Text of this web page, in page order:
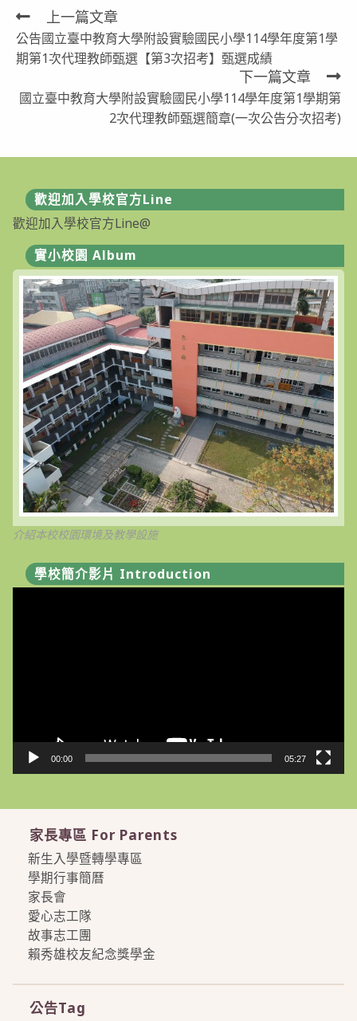
Read
more
上一篇文章
公告國立臺中教育大學附設實驗國民小學114學年度第1學
期第1次代理教師甄選【第3次招考】甄選成績
下一篇文章
國立臺中教育大學附設實驗國民小學114學年度第1學期第
2次代理教師甄選簡章(一次公告分次招考)
歡迎加入學校官方Line
歡迎加入學校官方Line@
實小校園 Album
介紹本校校園環境及教學設施
學校簡介影片 Introduction
00:00 05:27
家長專區 For Parents
新生入學暨轉學專區
學期行事簡曆
家長會
愛心志工隊
故事志工團
賴秀雄校友紀念獎學金
公告Tag